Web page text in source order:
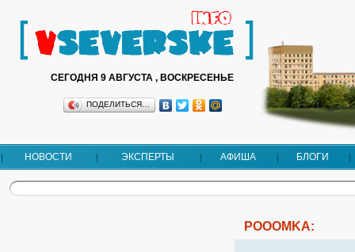
СЕГОДНЯ 9 АВГУСТА , ВОСКРЕСЕНЬЕ
ПОДЕЛИТЬСЯ…
НОВОСТИ ЭКСПЕРТЫ АФИША БЛОГИ
POOOMKA: